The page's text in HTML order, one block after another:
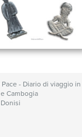
Pace - Diario di viaggio in
Cambogia